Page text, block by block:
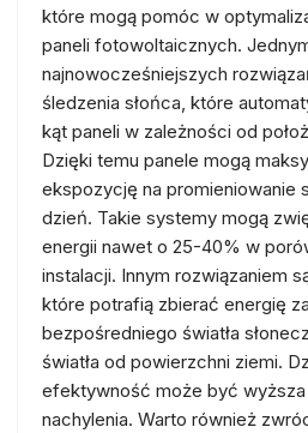
które mogą pomóc w
paneli fotowoltaicznych.
najnowocześniejszych
śledzenia słońca, które
kąt paneli w zależności od
Dzięki temu panele mogą
ekspozycję na promieniowanie
dzień. Takie systemy mogą
energii nawet o 25-40% w
instalacji. Innym rozwiązaniem
które potrafią zbierać energię
bezpośredniego światła
światła od powierzchni ziemi.
efektywność może być wyższa
nachylenia. Warto również